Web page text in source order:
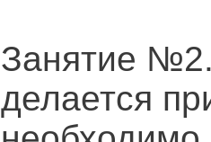
Занятие №2.
делается